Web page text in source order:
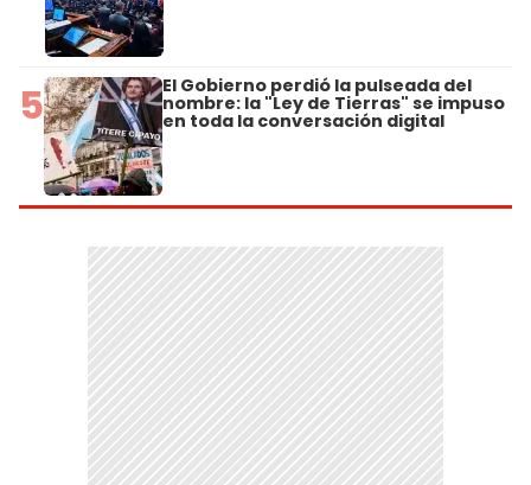
5 El Gobierno perdió la pulseada del
nombre: la "Ley de Tierras" se impuso
en toda la conversación digital